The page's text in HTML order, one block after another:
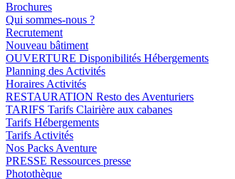
Brochures
Qui sommes-nous ?
Recrutement
Nouveau bâtiment
OUVERTURE Disponibilités Hébergements
Planning des Activités
Horaires Activités
RESTAURATION Resto des Aventuriers
TARIFS Tarifs Clairière aux cabanes
Tarifs Hébergements
Tarifs Activités
Nos Packs Aventure
PRESSE Ressources presse
Photothèque